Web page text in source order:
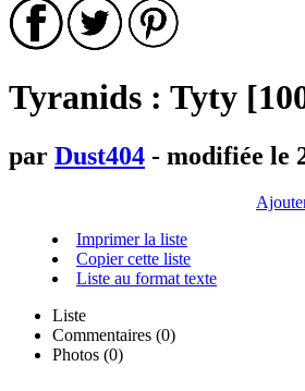
Tyranids : Tyty
par Dust404 - modifiée le
Imprimer la liste
Copier cette liste
Liste au format texte
Liste
Commentaires (0)
Photos (0)